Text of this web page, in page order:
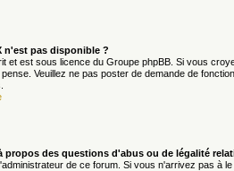
n'est pas disponible ?
et est sous licence du Groupe phpBB. Si vous
Veuillez ne pas poster de demande de
propos des questions d'abus ou de légalité
de ce forum. Si vous n'arrivez pas à